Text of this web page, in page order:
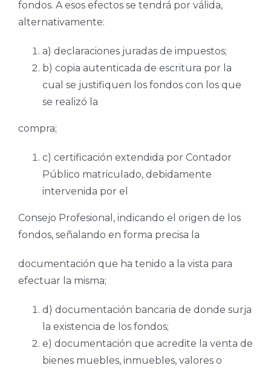
fondos. A esos efectos se tendrá por válida,
alternativamente:
a) declaraciones juradas de impuestos;
b) copia autenticada de escritura por la
cual se justifiquen los fondos con los que
se realizó la
compra;
c) certificación extendida por Contador
Público matriculado, debidamente
intervenida por el
Consejo Profesional, indicando el origen de los
fondos, señalando en forma precisa la
documentación que ha tenido a la vista para
efectuar la misma;
d) documentación bancaria de donde surja
la existencia de los fondos;
e) documentación que acredite la venta de
bienes muebles, inmuebles, valores o